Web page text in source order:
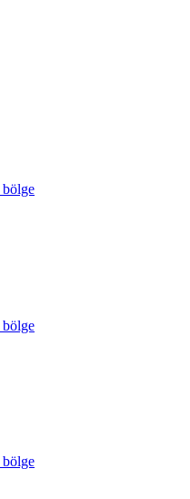
bölge
bölge
bölge